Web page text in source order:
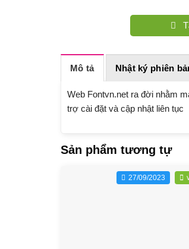
Mô tả Nhật ký phiên
Web Fontvn.net ra đời nhằm
trợ cài đặt và cập nhật liên tục
Sản phẩm tương tự
27/09/2023